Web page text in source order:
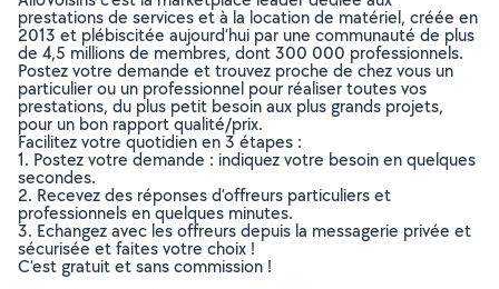
prestations de services et à la location de matériel, créée en
2013 et plébiscitée aujourd’hui par une communauté de plus
de 4,5 millions de membres, dont 300 000 professionnels.
Postez votre demande et trouvez proche de chez vous un
particulier ou un professionnel pour réaliser toutes vos
prestations, du plus petit besoin aux plus grands projets,
pour un bon rapport qualité/prix.
Facilitez votre quotidien en 3 étapes :
1. Postez votre demande : indiquez votre besoin en quelques
secondes.
2. Recevez des réponses d’offreurs particuliers et
professionnels en quelques minutes.
3. Echangez avec les offreurs depuis la messagerie privée et
sécurisée et faites votre choix !
C’est gratuit et sans commission !